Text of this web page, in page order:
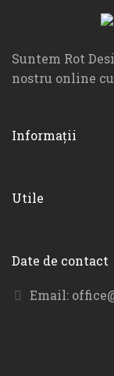
Suntem Rot
nostru online cu
Informații
Utile
Date de contact
Email: